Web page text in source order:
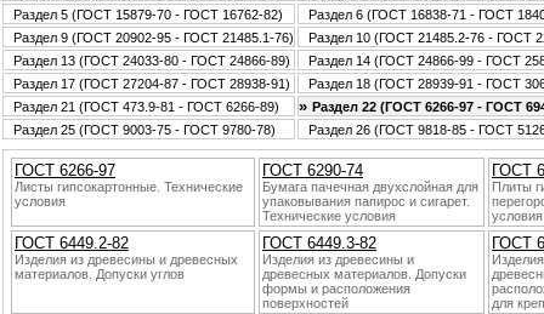
Раздел 5 (ГОСТ 15879-70 - ГОСТ 16762-82)
Раздел 6 (ГОСТ 16838-71 - ГОСТ
Раздел 9 (ГОСТ 20902-95 - ГОСТ 21485.1-76)
Раздел 10 (ГОСТ 21485.2-76 - ГОСТ
Раздел 13 (ГОСТ 24033-80 - ГОСТ 24866-89)
Раздел 14 (ГОСТ 24866-99 - ГОСТ
Раздел 17 (ГОСТ 27204-87 - ГОСТ 28938-91)
Раздел 18 (ГОСТ 28939-91 - ГОСТ
Раздел 21 (ГОСТ 473.9-81 - ГОСТ 6266-89)
» Раздел 22 (ГОСТ 6266-97 - ГОСТ
Раздел 25 (ГОСТ 9003-75 - ГОСТ 9780-78)
Раздел 26 (ГОСТ 9818-85 - ГОСТ
ГОСТ 6266-97
Листы гипсокартонные. Технические
условия
ГОСТ 6290-74
Бумага пачечнaя двухслойнaя для
упаковывания папиpoс и сигарет.
Технические условия
ГОСТ
Плиты
условия
ГОСТ 6449.2-82
Изделия из древесины и древесных
материалов. Допуски углов
ГОСТ 6449.3-82
Изделия из древесины и
древесных материалов. Допуски
формы и расположения
поверхностей
ГОСТ
для